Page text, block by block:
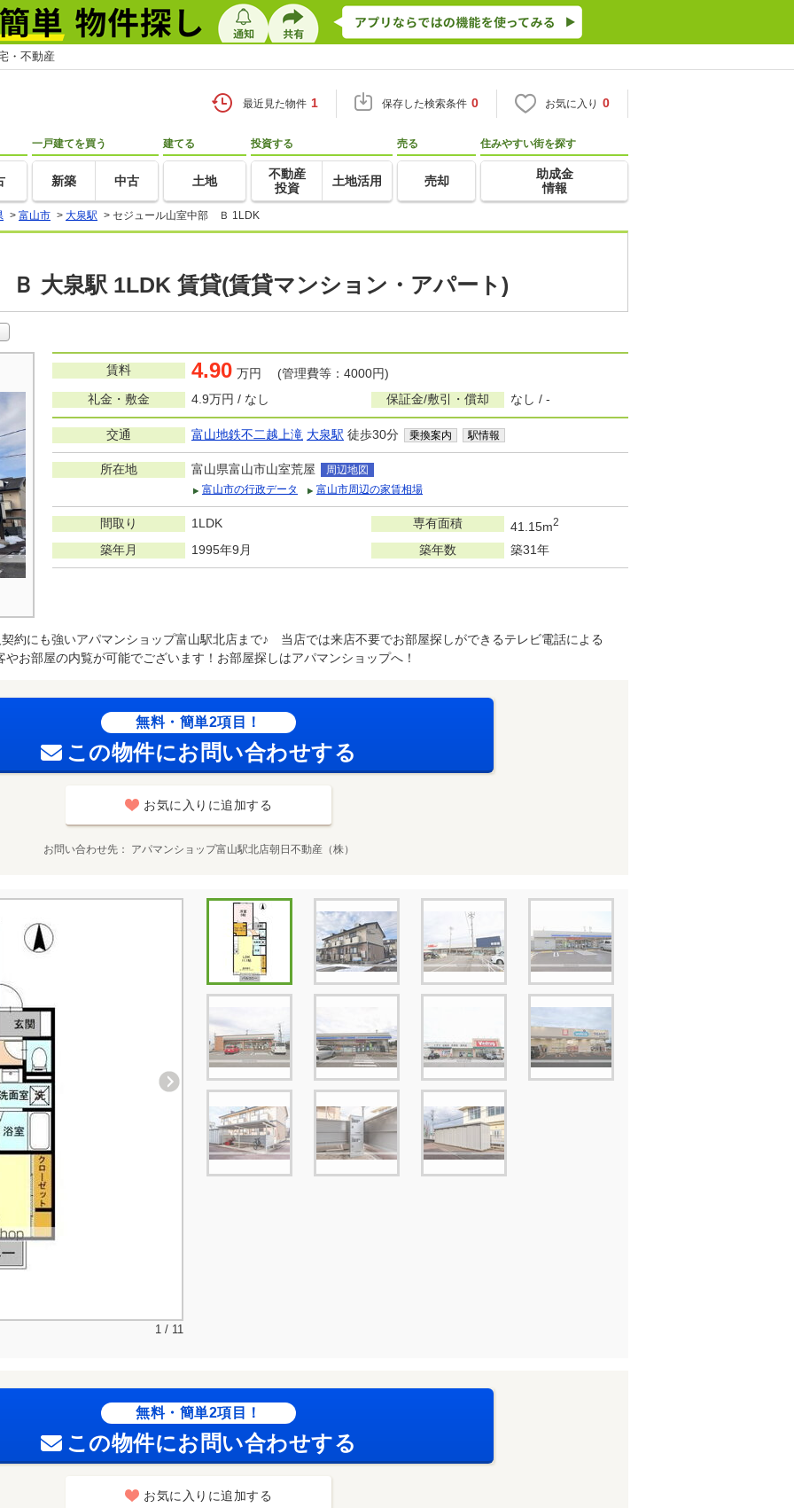
・不動産
最近見た物件 1 保存した検索条件 0 お気に入り 0
一戸建てを買う
新築 中古
建てる
土地
投資する
不動産
投資
土地活用
売る
売却
住みやすい街を探す
助成金
情報
> 富山市 > 大泉駅 > セジュール山室中部 Ｂ 1LDK
大泉駅 1LDK 賃貸(賃貸マンション・アパート)
賃料 4.90 万円 (管理費等：4000円)
礼金・敷金
4.9万円 / なし 保証金/敷引・償却 なし / -
交通 富山地鉄不二越上滝 大泉駅 徒歩30分 乗換案内 駅情報
所在地 富山県富山市山室荒屋
周辺地図
富山市の行政データ
富山市周辺の家賃相場
間取り 1LDK 専有面積 41.15m2
築年月 1995年9月 築年数 築31年
約にも強いアパマンショップ富山駅北店まで♪ 当店では来店不要でお部屋探しができるテレビ電話による
やお部屋の内覧が可能でございます！お部屋探しはアパマンショップへ！
無料・簡単2項目！
この物件にお問い合わせする
お気に入りに追加する
お問い合わせ先 アパマンショップ富山駅北店朝日不動産（株）
1 / 11
無料・簡単2項目！
この物件にお問い合わせする
お気に入りに追加する